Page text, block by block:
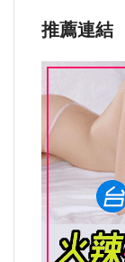
推薦連結